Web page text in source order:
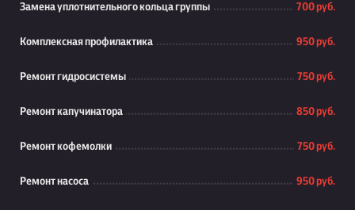
Замена уплотнительного кольца группы 700 руб.
Комплексная профилактика 950 руб.
Ремонт гидросистемы 750 руб.
Ремонт капучинатора 850 руб.
Ремонт кофемолки 750 руб.
Ремонт насоса 950 руб.